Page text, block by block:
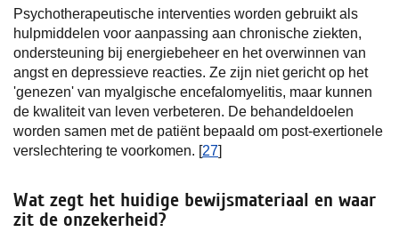
Psychotherapeutische interventies worden gebruikt als
hulpmiddelen voor aanpassing aan chronische ziekten,
ondersteuning bij energiebeheer en het overwinnen van
angst en depressieve reacties. Ze zijn niet gericht op het
'genezen' van myalgische encefalomyelitis, maar kunnen
de kwaliteit van leven verbeteren. De behandeldoelen
worden samen met de patiënt bepaald om post-exertionele
verslechtering te voorkomen. [27]
Wat zegt het huidige bewijsmateriaal en waar
zit de onzekerheid?